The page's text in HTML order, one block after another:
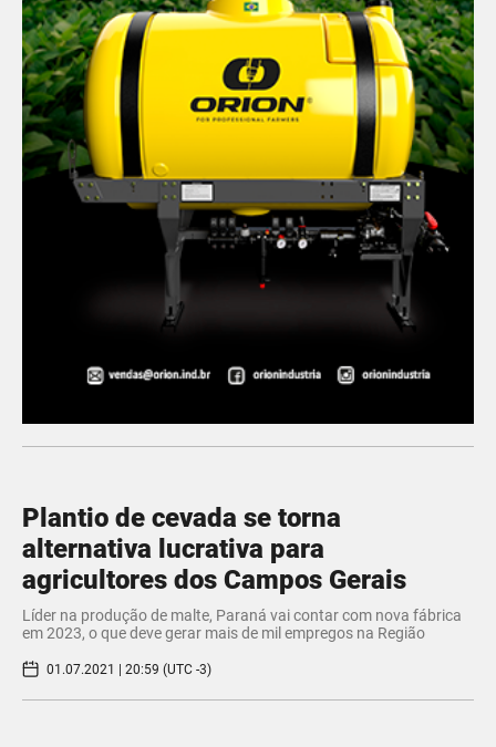
Plantio de cevada se torna
alternativa lucrativa para
agricultores dos Campos Gerais
Líder na produção de malte, Paraná vai contar com nova fábrica
em 2023, o que deve gerar mais de mil empregos na Região
01.07.2021 | 20:59 (UTC -3)